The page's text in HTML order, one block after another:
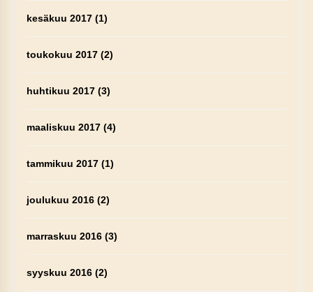
kesäkuu 2017(1)
toukokuu 2017(2)
huhtikuu 2017(3)
maaliskuu 2017(4)
tammikuu 2017(1)
joulukuu 2016(2)
marraskuu 2016(3)
syyskuu 2016(2)